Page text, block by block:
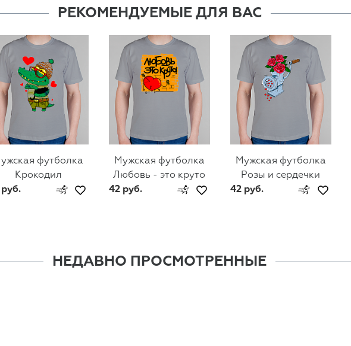
РЕКОМЕНДУЕМЫЕ ДЛЯ ВАС
футболка
Крокодил
Мужская футболка
Любовь - это круто
42 руб.
Мужская футболка
Розы и сердечки
42 руб.
НЕДАВНО ПРОСМОТРЕННЫЕ